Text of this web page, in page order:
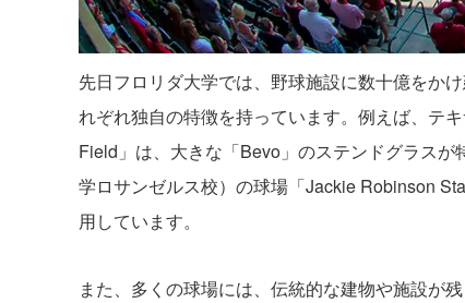
先日フロリダ大学では、野球施設に数十億をか
れぞれ独自の特徴を持っています。例えば、テ
Field」は、大きな「Bevo」のステンドグラス
学ロサンゼルス校）の球場「Jackie Robinson
用しています。
また、多くの球場には、伝統的な建物や施設が